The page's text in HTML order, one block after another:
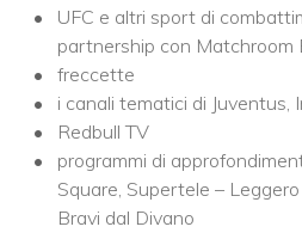
UFC e altri sport di
partnership con Matchroom
freccette
i canali tematici di Juventus,
Redbull TV
programmi di
Square, Supertele –
Bravi dal Divano